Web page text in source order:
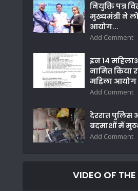
नियुक्ति पत्र
मुख्यमंत्री ने
आयोग...
Add Comment
इन 14
नामित किया
महिला आयोग
Add Comment
देररात पुलिस
बदमाशों में
Add Comment
VIDEO OF